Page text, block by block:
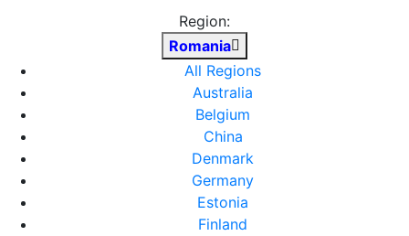
Region:
Romania
All Regions
Australia
Belgium
China
Denmark
Germany
Estonia
Finland